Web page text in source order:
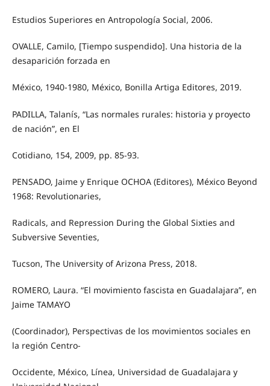
Estudios Superiores en Antropología Social, 2006.
OVALLE, Camilo, [Tiempo suspendido]. Una historia de la
desaparición forzada en
México, 1940-1980, México, Bonilla Artiga Editores, 2019.
PADILLA, Talanís, “Las normales rurales: historia y proyecto
de nación”, en El
Cotidiano, 154, 2009, pp. 85-93.
PENSADO, Jaime y Enrique OCHOA (Editores), México Beyond
1968: Revolutionaries,
Radicals, and Repression During the Global Sixties and
Subversive Seventies,
Tucson, The University of Arizona Press, 2018.
ROMERO, Laura. “El movimiento fascista en Guadalajara”, en
Jaime TAMAYO
(Coordinador), Perspectivas de los movimientos sociales en
la región Centro-
Occidente, México, Línea, Universidad de Guadalajara y